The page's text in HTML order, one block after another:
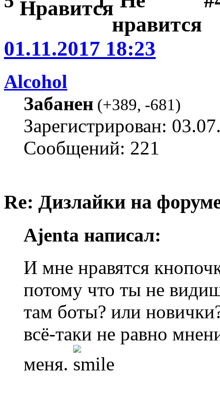
01.11.2017 18:23
Alcohol
Забанен (+389, -681)
Зарегистрирован:
Сообщений: 221
Re: Дизлайки на
Ajenta написал:
И мне нравятся
потому что ты не
там боты? или
всё-таки не равно
меня.